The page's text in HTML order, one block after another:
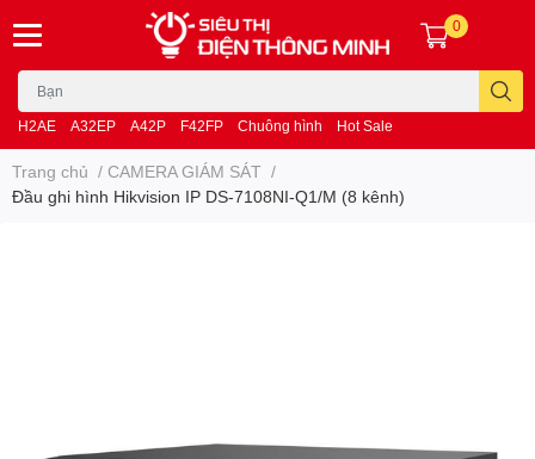
H2AE A32EP A42P F42FP Chuông hình Hot Sale
0
Trang chủ / CAMERA GIÁM SÁT /
Đầu ghi hình Hikvision IP DS-7108NI-Q1/M (8 kênh)